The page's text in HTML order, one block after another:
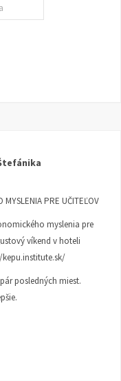
MYSLENIA PRE UČITEĽOV
myslenia pre
víkend v hoteli
posledných miest.